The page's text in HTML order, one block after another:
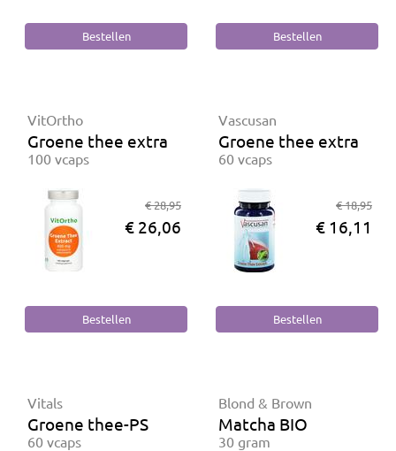
VitOrtho
Groene thee extract 400 mg
100 vcaps
€ 28,95
€ 26,06
Vascusan
Groene thee extract
60 vcaps
€ 18,95
€ 16,11
Vitals
Groene thee-PS
60 vcaps
Blond & Brown
Matcha BIO
30 gram